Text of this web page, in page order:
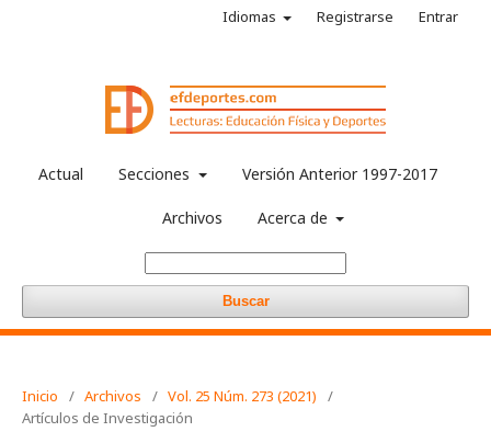
Actual Secciones Versión Anterior 1997-2017
Archivos Acerca de
Buscar
Idiomas Registrarse Entrar
Inicio / Archivos / Vol. 25 Núm. 273 (2021)
/
Artículos de Investigación